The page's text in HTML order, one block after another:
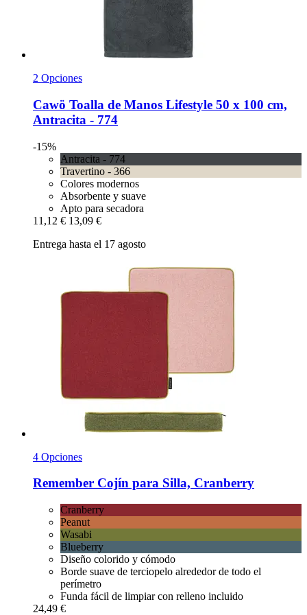
2 Opciones
Cawö Toalla de Manos Lifestyle 50 x 100 cm,
Antracita -​ 774
-15%
Antracita - 774
Travertino - 366
Colores modernos
Absorbente y suave
Apto para secadora
11,12 € 13,09 €
Entrega hasta el 17 agosto
4 Opciones
Remember Cojín para Silla, Cranberry
Cranberry
Peanut
Wasabi
Blueberry
Diseño colorido y cómodo
Borde suave de terciopelo alrededor de todo el
perímetro
Funda fácil de limpiar con relleno incluido
24,49 €